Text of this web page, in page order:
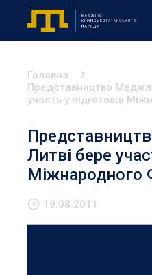
Головна
Представництво
участь у підготовці
Литві бере
Міжнародного
19.08.2011